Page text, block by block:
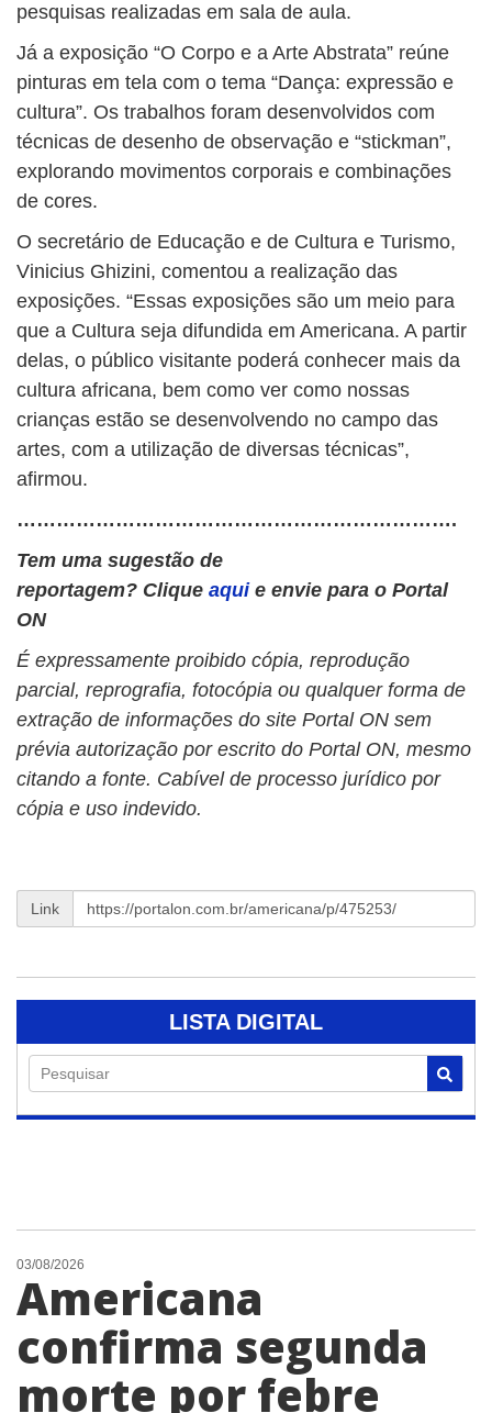
pesquisas realizadas em sala de aula.
Já a exposição “O Corpo e a Arte Abstrata” reúne
pinturas em tela com o tema “Dança: expressão e
cultura”. Os trabalhos foram desenvolvidos com
técnicas de desenho de observação e “stickman”,
explorando movimentos corporais e combinações
de cores.
O secretário de Educação e de Cultura e Turismo,
Vinicius Ghizini, comentou a realização das
exposições. “Essas exposições são um meio para
que a Cultura seja difundida em Americana. A partir
delas, o público visitante poderá conhecer mais da
cultura africana, bem como ver como nossas
crianças estão se desenvolvendo no campo das
artes, com a utilização de diversas técnicas”,
afirmou.
………………………………………………………….
Tem uma sugestão de
reportagem? Clique aqui e envie para o Portal
ON
É expressamente proibido cópia, reprodução
parcial, reprografia, fotocópia ou qualquer forma de
extração de informações do site Portal ON sem
prévia autorização por escrito do Portal ON, mesmo
citando a fonte. Cabível de processo jurídico por
cópia e uso indevido.
Link
LISTA DIGITAL
Pesquisar
03/08/2026
Americana
confirma segunda
morte por febre